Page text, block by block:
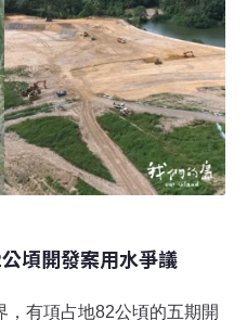
年春季（3至5月）雨量為偏
年大旱，各界關注水情，經
說明。
頃開發案用水爭議
有項占地82公頃的五期開